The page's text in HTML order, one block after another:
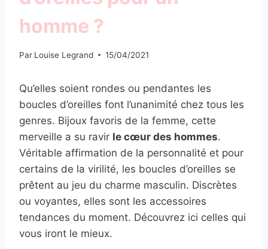
homme ?
Par Louise Legrand 15/04/2021
Qu’elles soient rondes ou pendantes les
boucles d’oreilles font l’unanimité chez tous les
genres. Bijoux favoris de la femme, cette
merveille a su ravir le cœur des hommes.
Véritable affirmation de la personnalité et pour
certains de la virilité, les boucles d’oreilles se
prêtent au jeu du charme masculin. Discrètes
ou voyantes, elles sont les accessoires
tendances du moment. Découvrez ici celles qui
vous iront le mieux.